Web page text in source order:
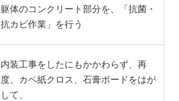
躯体のコンクリート部分を、「抗菌・
抗カビ作業」を行う
内装工事をしたにもかかわらず、再
度、カベ紙クロス、石膏ボードをはが
して、